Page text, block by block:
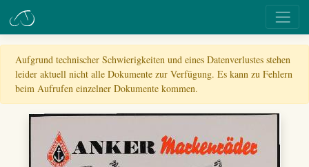
Aufgrund technischer Schwierigkeiten und eines Datenverlustes stehen
leider aktuell nicht alle Dokumente zur Verfügung. Es kann zu Fehlern
beim Aufrufen einzelner Dokumente kommen.